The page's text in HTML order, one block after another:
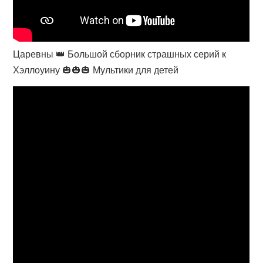
Царевны 👑 Большой сборник страшных серий к
Хэллоуину 🎃🎃🎃 Мультики для детей